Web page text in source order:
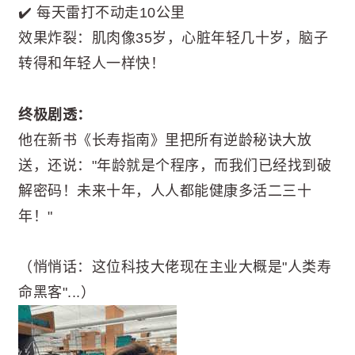
✔️ 每天雷打不动走10公里
效果炸裂：肌肉像35岁，心脏年轻几十岁，脑子
转得和年轻人一样快！
终极剧透：
他在新书《长寿指南》里把所有逆龄秘诀大放
送，还说："年龄就是个程序，而我们已经找到破
解密码！未来十年，人人都能健康多活二三十
年！"
（悄悄话：这位科技大佬现在主业大概是"人类寿
命黑客"...）